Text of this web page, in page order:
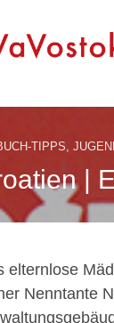
TIPPS,
|
elternlose
Nenntante